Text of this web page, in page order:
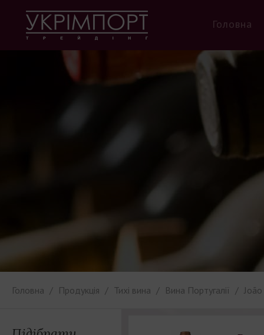
Головна
Головна Продукція Тихі вина Вина Португалії